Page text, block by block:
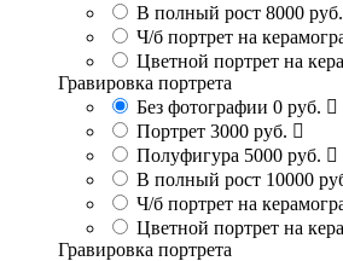
В полный рост 8000 руб.
Ч/б портрет на
Цветной портрет на
Гравировка портрета
Без фотографии 0 руб.
Портрет 3000 руб.
Полуфигура 5000 руб.
В полный рост 10000
Ч/б портрет на
Цветной портрет на
Гравировка портрета